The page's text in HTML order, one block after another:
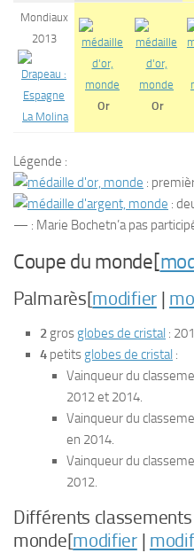
Mondiaux
2013
La Molina
Or Or
Légende :
:
:
— : Marie Bochetn’a pas
Coupe du monde[
Palmarès[modifier|
2 gros globes de cristal :
4 petits globes de cristal :
Vainqueur du
2012 et 2014.
Vainqueur du
en 2014.
Vainqueur du
2012.
Différents classements
monde[modifier|